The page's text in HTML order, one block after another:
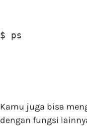
$ ps
Kamu juga bisa
dengan fungsi